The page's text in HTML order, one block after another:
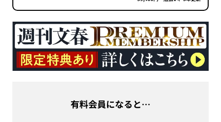
有料会員になると…